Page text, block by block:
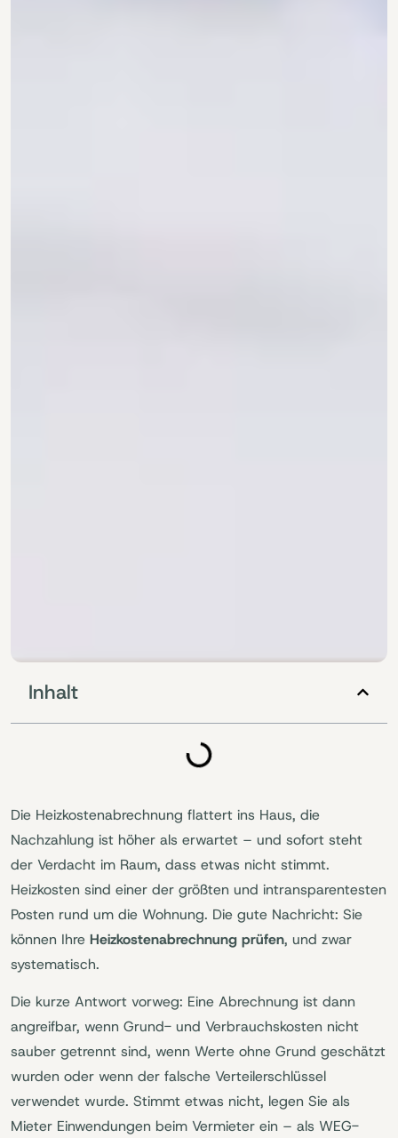
Inhalt
Die Heizkostenabrechnung flattert ins Haus, die
Nachzahlung ist höher als erwartet – und sofort steht
der Verdacht im Raum, dass etwas nicht stimmt.
Heizkosten sind einer der größten und intransparentesten
Posten rund um die Wohnung. Die gute Nachricht: Sie
können Ihre Heizkostenabrechnung prüfen, und zwar
systematisch.
Die kurze Antwort vorweg: Eine Abrechnung ist dann
angreifbar, wenn Grund- und Verbrauchskosten nicht
sauber getrennt sind, wenn Werte ohne Grund geschätzt
wurden oder wenn der falsche Verteilerschlüssel
verwendet wurde. Stimmt etwas nicht, legen Sie als
Mieter Einwendungen beim Vermieter ein – als WEG-